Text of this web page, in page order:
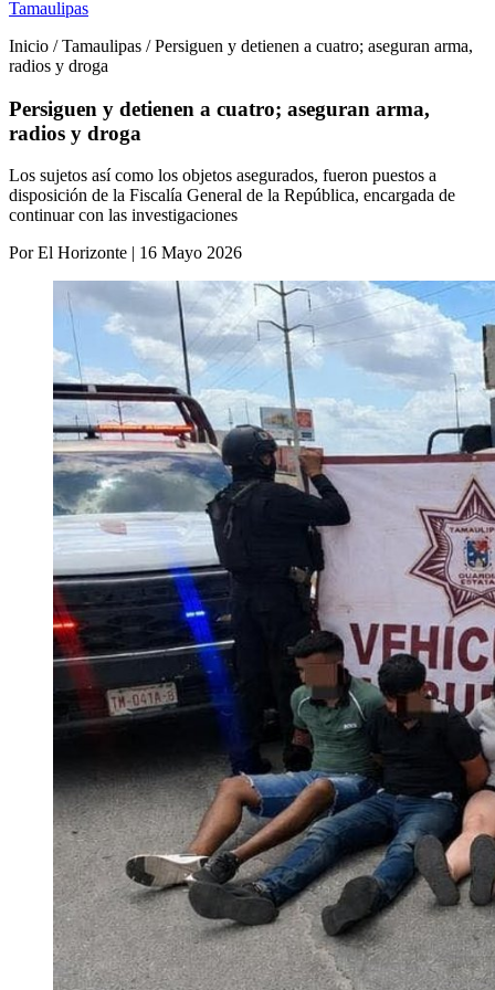
Tamaulipas
Inicio / Tamaulipas / Persiguen y detienen a cuatro; aseguran arma,
radios y droga
Persiguen y detienen a cuatro; aseguran arma,
radios y droga
Los sujetos así como los objetos asegurados, fueron puestos a
disposición de la Fiscalía General de la República, encargada de
continuar con las investigaciones
Por El Horizonte | 16 Mayo 2026